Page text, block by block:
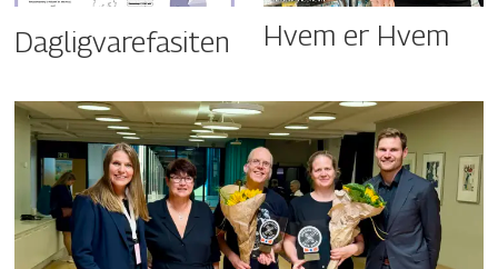
Dagligvarefasiten Hvem er Hvem